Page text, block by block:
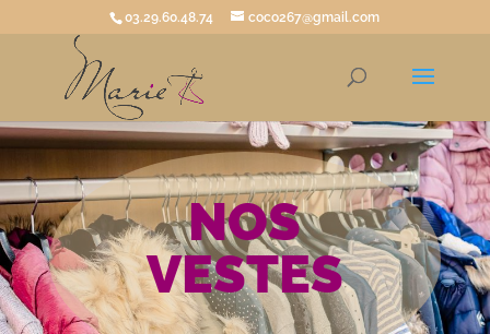
03.29.60.48.74 coco267@gmail.com
NOS
VESTES